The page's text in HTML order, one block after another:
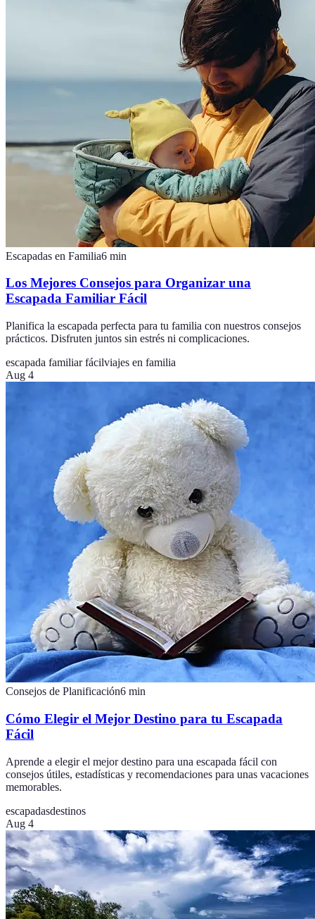
Escapadas en Familia6 min
Los Mejores Consejos para Organizar una
Escapada Familiar Fácil
Planifica la escapada perfecta para tu familia con nuestros consejos
prácticos. Disfruten juntos sin estrés ni complicaciones.
escapada familiar fácilviajes en familia
Aug 4
Consejos de Planificación6 min
Cómo Elegir el Mejor Destino para tu Escapada
Fácil
Aprende a elegir el mejor destino para una escapada fácil con
consejos útiles, estadísticas y recomendaciones para unas vacaciones
memorables.
escapadasdestinos
Aug 4